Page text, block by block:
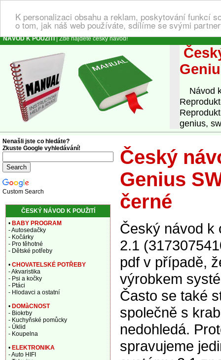
K personalizaci obsahu a reklam, poskytování funkcí
o tom, jak náš web používáte, sdílíme se svými
NÁVOD K POUŽITÍ| Zde najdete český návod!
Návod k
genius,
Český
Genius
černé
Český návod k
2.1
pdf v případě,
výrobkem
Často se také
společně s
nedohledá.
spravujeme
Nenašli jste co hledáte?
Zkuste Google vyhledávání!
Custom Search
ČESKÝ NÁVOD K POUŽITÍ
• BABY PROGRAM
- Autosedačky
- Kočárky
- Pro těhotné
- Dětské potřeby
• CHOVATELSKÉ POTŘEBY
- Akvaristika
- Psi a kočky
- Ptáci
- Hlodavci a ostatní
• DOMàCNOST
- Biokrby
- Kuchyňské pomůcky
- Úklid
- Koupelna
• ELEKTRONIKA
- Auto HIFI